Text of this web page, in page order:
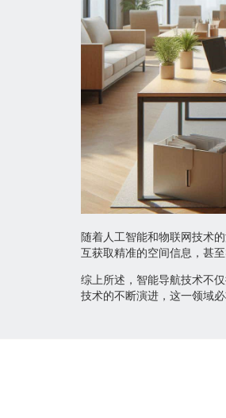
随着人工智能和物联网技术
互获取精准的空间信息，甚
综上所述，智能导航技术不
技术的不断演进，这一领域